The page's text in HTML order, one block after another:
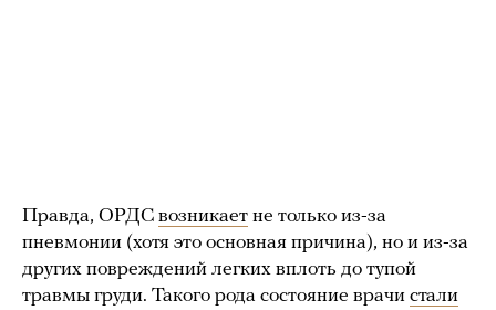
Правда, ОРДС возникает не только из-за
пневмонии (хотя это основная причина), но и из-за
других повреждений легких вплоть до тупой
травмы груди. Такого рода состояние врачи стали